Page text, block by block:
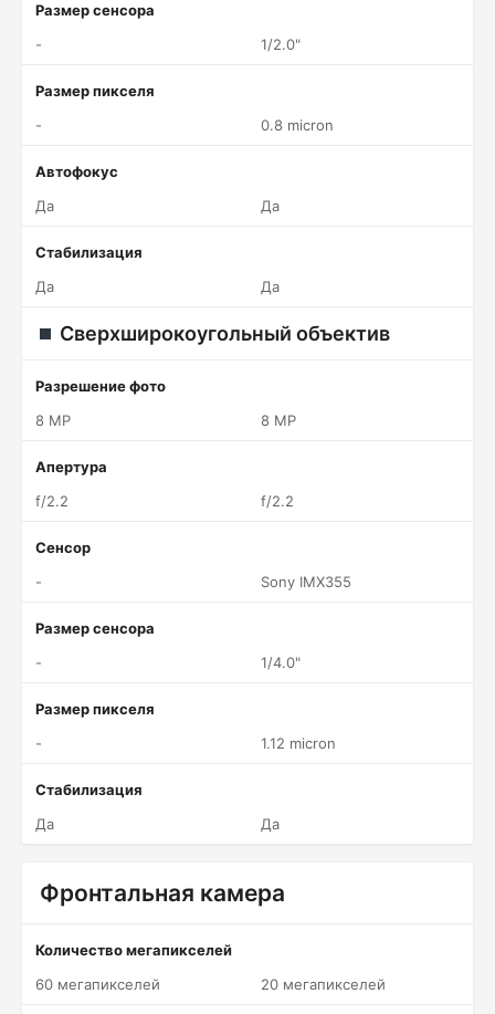
Размер сенсора
-
1/2.0"
Размер пикселя
-
0.8 micron
Автофокус
Да
Да
Стабилизация
Да
Да
Сверхширокоугольный объектив
Разрешение фото
8 MP
8 MP
Апертура
f/2.2
f/2.2
Сенсор
-
Sony IMX355
Размер сенсора
-
1/4.0"
Размер пикселя
-
1.12 micron
Стабилизация
Да
Да
Фронтальная камера
Количество мегапикселей
60 мегапикселей
20 мегапикселей